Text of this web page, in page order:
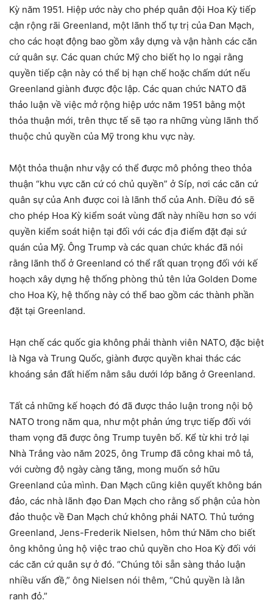
Kỳ năm 1951. Hiệp ước này cho phép quân đội Hoa Kỳ tiếp
cận rộng rãi Greenland, một lãnh thổ tự trị của Đan Mạch,
cho các hoạt động bao gồm xây dựng và vận hành các căn
cứ quân sự. Các quan chức Mỹ cho biết họ lo ngại rằng
quyền tiếp cận này có thể bị hạn chế hoặc chấm dứt nếu
Greenland giành được độc lập. Các quan chức NATO đã
thảo luận về việc mở rộng hiệp ước năm 1951 bằng một
thỏa thuận mới, trên thực tế sẽ tạo ra những vùng lãnh thổ
thuộc chủ quyền của Mỹ trong khu vực này.
Một thỏa thuận như vậy có thể được mô phỏng theo thỏa
thuận “khu vực căn cứ có chủ quyền” ở Síp, nơi các căn cứ
quân sự của Anh được coi là lãnh thổ của Anh. Điều đó sẽ
cho phép Hoa Kỳ kiểm soát vùng đất này nhiều hơn so với
quyền kiểm soát hiện tại đối với các địa điểm đặt đại sứ
quán của Mỹ. Ông Trump và các quan chức khác đã nói
rằng lãnh thổ ở Greenland có thể rất quan trọng đối với kế
hoạch xây dựng hệ thống phòng thủ tên lửa Golden Dome
cho Hoa Kỳ, hệ thống này có thể bao gồm các thành phần
đặt tại Greenland.
Hạn chế các quốc gia không phải thành viên NATO, đặc biệt
là Nga và Trung Quốc, giành được quyền khai thác các
khoáng sản đất hiếm nằm sâu dưới lớp băng ở Greenland.
Tất cả những kế hoạch đó đã được thảo luận trong nội bộ
NATO trong năm qua, như một phản ứng trực tiếp đối với
tham vọng đã được ông Trump tuyên bố. Kể từ khi trở lại
Nhà Trắng vào năm 2025, ông Trump đã công khai mô tả,
với cường độ ngày càng tăng, mong muốn sở hữu
Greenland của mình. Đan Mạch cũng kiên quyết không bán
đảo, các nhà lãnh đạo Đan Mạch cho rằng số phận của hòn
đảo thuộc về Đan Mạch chứ không phải NATO. Thủ tướng
Greenland, Jens-Frederik Nielsen, hôm thứ Năm cho biết
ông không ủng hộ việc trao chủ quyền cho Hoa Kỳ đối với
các căn cứ quân sự ở đó. “Chúng tôi sẵn sàng thảo luận
nhiều vấn đề,” ông Nielsen nói thêm, “Chủ quyền là lằn
ranh đỏ.”